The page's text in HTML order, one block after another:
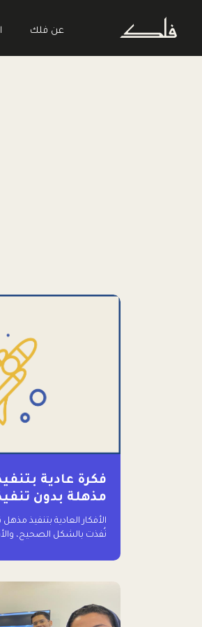
عن فلك
فكرة عادية
مذهلة بدون
الأفكار العادية بتنفيذ
نُفذت بالشكل الصحيح،